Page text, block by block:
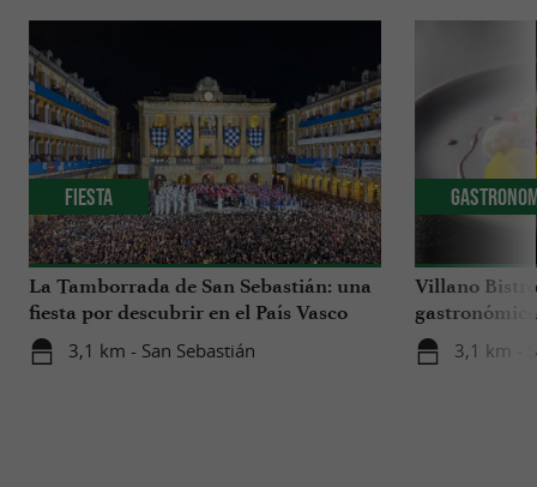
La Tamborrada de San Sebastián: una
fiesta por descubrir en el País Vasco
Sur
3,1 km - San Sebastián
Fiesta
Villano
un hotel
San
3,1 km -